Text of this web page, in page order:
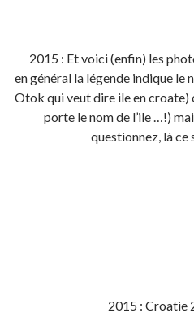
2015 : Et voici (enfin) les
en général la légende indique le
Otok qui veut dire ile en croate)
porte le nom de l’ile …!)
questionnez, là ce
2015 : Croatie